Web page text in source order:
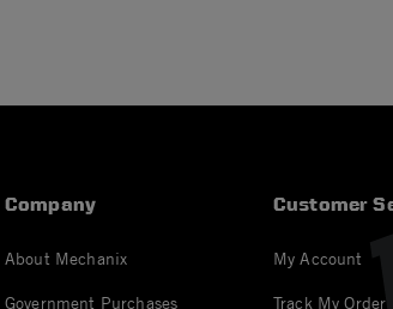
Company
About Mechanix
Government Purchases
Customer
My Account
Track My Order